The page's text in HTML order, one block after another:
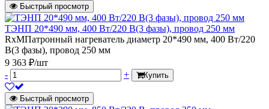
Быстрый просмотр
ТЭНП 20*490 мм, 400 Вт/220 В(3 фазы), провод 250 мм
RxMПатронный нагреватель диаметр 20*490 мм, 400 Вт/220
В(3 фазы), провод 250 мм
9 363 ₽/шт
-
+ Купить
Быстрый просмотр